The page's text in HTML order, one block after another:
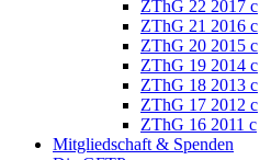
ZThG 22 2017 c
ZThG 21 2016 c
ZThG 20 2015 c
ZThG 19 2014 c
ZThG 18 2013 c
ZThG 17 2012 c
ZThG 16 2011 c
Mitgliedschaft & Spenden